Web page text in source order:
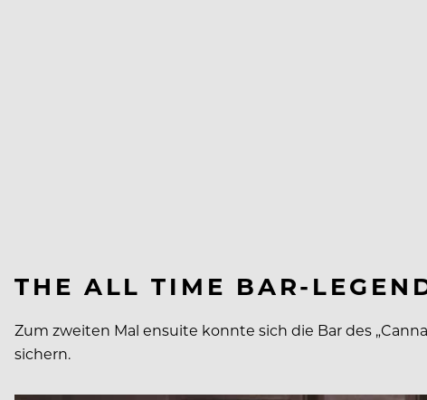
THE ALL TIME BAR-
Zum zweiten Mal ensuite konnte sich die Bar des
sichern.